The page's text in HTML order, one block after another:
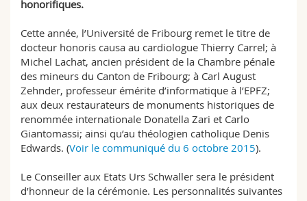
honorifiques.
Cette année, l’Université de Fribourg remet le titre de
docteur honoris causa au cardiologue Thierry Carrel; à
Michel Lachat, ancien président de la Chambre pénale
des mineurs du Canton de Fribourg; à Carl August
Zehnder, professeur émérite d’informatique à l’EPFZ;
aux deux restaurateurs de monuments historiques de
renommée internationale Donatella Zari et Carlo
Giantomassi; ainsi qu’au théologien catholique Denis
Edwards. (Voir le communiqué du 6 octobre 2015).
Le Conseiller aux Etats Urs Schwaller sera le président
d’honneur de la cérémonie. Les personnalités suivantes